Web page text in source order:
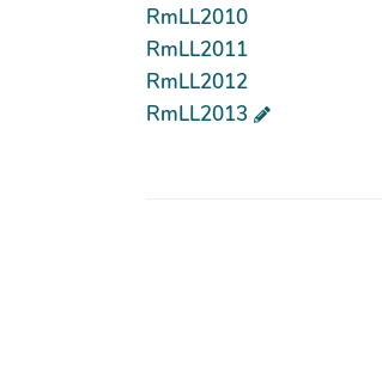
RmLL2010
RmLL2011
RmLL2012
RmLL2013